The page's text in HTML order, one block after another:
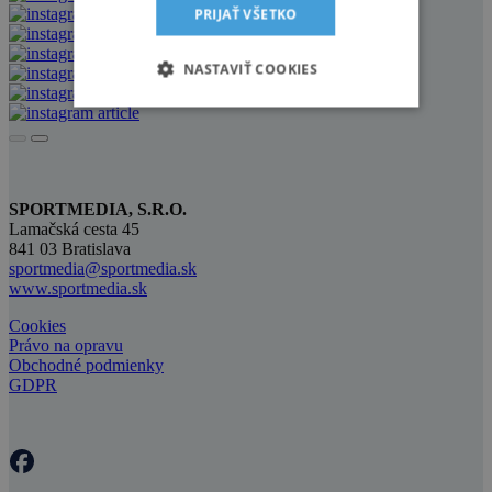
SPORTMEDIA, S.R.O.
Lamačská cesta 45
841 03 Bratislava
sportmedia@sportmedia.sk
www.sportmedia.sk
Cookies
Právo na opravu
Obchodné podmienky
GDPR
PRIJAŤ VŠETKO
NASTAVIŤ COOKIES